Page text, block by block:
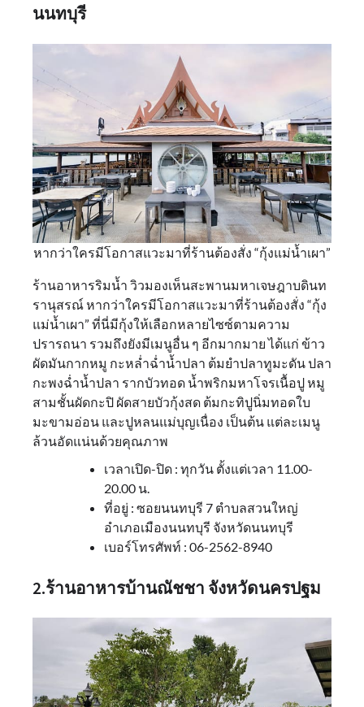
นนทบุรี
หากว่าใครมีโอกาสแวะมาที่ร้านต้องสั่ง “กุ้งแม่น้ำเผา”
ร้านอาหารริมน้ำ วิวมองเห็นสะพานมหาเจษฎาบดินท
รานุสรณ์ หากว่าใครมีโอกาสแวะมาที่ร้านต้องสั่ง “กุ้ง
แม่น้ำเผา” ที่นี่มีกุ้งให้เลือกหลายไซซ์ตามความ
ปรารถนา รวมถึงยังมีเมนูอื่น ๆ อีกมากมาย ได้แก่ ข้าว
ผัดมันกากหมู กะหล่ำฉ่ำน้ำปลา ต้มยำปลาทูมะดัน ปลา
กะพงฉ่ำน้ำปลา รากบัวทอด น้ำพริกมหาโจรเนื้อปู หมู
สามชั้นผัดกะปิ ผัดสายบัวกุ้งสด ต้มกะทิปูนิ่มทอดใบ
มะขามอ่อน และปูหลนแม่บุญเนื่อง เป็นต้น แต่ละเมนู
ล้วนอัดแน่นด้วยคุณภาพ
เวลาเปิด-ปิด : ทุกวัน ตั้งแต่เวลา 11.00-
20.00 น.
ที่อยู่ : ซอยนนทบุรี 7 ตำบลสวนใหญ่
อำเภอเมืองนนทบุรี จังหวัดนนทบุรี
เบอร์โทรศัพท์ : 06-2562-8940
2.ร้านอาหารบ้านณัชชา จังหวัดนครปฐม